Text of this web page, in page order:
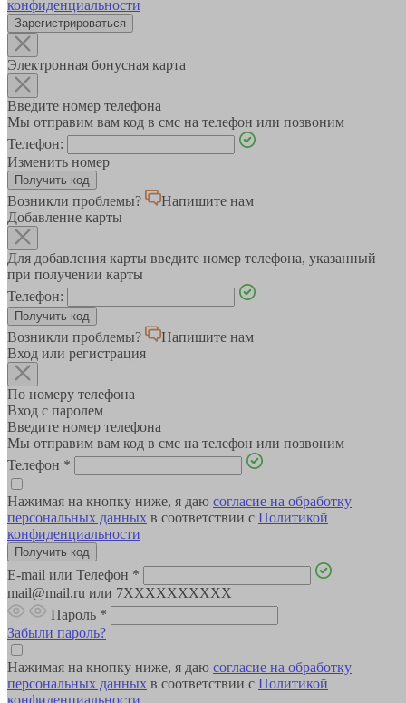
конфиденциальности
Зарегистрироваться
Электронная бонусная карта
Введите номер телефона
Мы отправим вам код в смс на телефон или позвоним
Телефон:
Изменить номер
Возникли проблемы?
Напишите нам
Добавление карты
Для добавления карты введите номер телефона, указанный
при получении карты
Телефон:
Возникли проблемы?
Напишите нам
Вход или регистрация
По номеру телефона
Вход с паролем
Введите номер телефона
Мы отправим вам код в смс на телефон или позвоним
Телефон *
Нажимая на кнопку ниже, я даю согласие на обработку
персональных данных в соответствии с Политикой
конфиденциальности
E-mail или Телефон *
mail@mail.ru или 7XXXXXXXXXX
Пароль *
Забыли пароль?
Нажимая на кнопку ниже, я даю согласие на обработку
персональных данных в соответствии с Политикой